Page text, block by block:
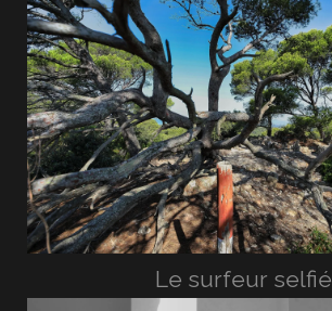
Le surfeur selfié